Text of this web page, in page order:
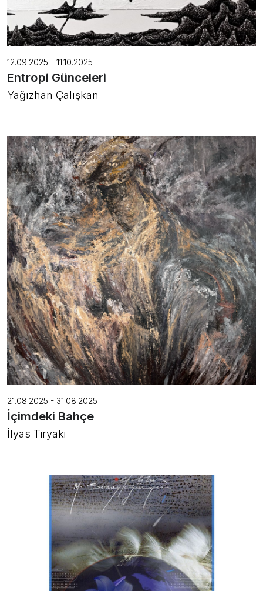
12.09.2025 - 11.10.2025
Entropi Günceleri
Yağızhan Çalışkan
21.08.2025 - 31.08.2025
İçimdeki Bahçe
İlyas Tiryaki